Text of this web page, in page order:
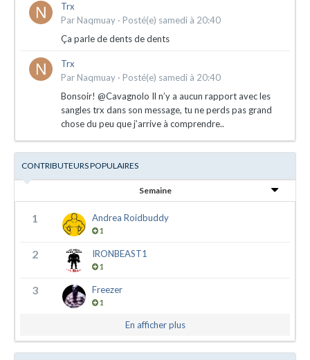
Trx
Par Naqmuay · Posté(e) samedi à 20:40
Ça parle de dents de dents
Trx
Par Naqmuay · Posté(e) samedi à 20:40
Bonsoir! @Cavagnolo Il n’y a aucun rapport avec les
sangles trx dans son message, tu ne perds pas grand
chose du peu que j’arrive à comprendre..
CONTRIBUTEURS POPULAIRES
Semaine
1 Andrea Roidbuddy
1
2 IRONBEAST1
1
3 Freezer
1
En afficher plus